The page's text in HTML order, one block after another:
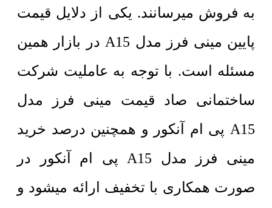
به فروش میرسانند. یکی از دلایل قیمت
پایین مینی فرز مدل A15 در بازار همین
مسئله است. با توجه به عاملیت شرکت
ساختمانی صاد قیمت مینی فرز مدل
A15 پی ام آنکور و همچنین درصد خرید
مینی فرز مدل A15 پی ام آنکور در
صورت همکاری با تخفیف ارائه میشود و